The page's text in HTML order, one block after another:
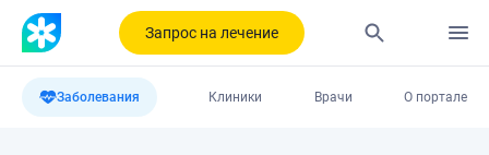
Запрос на лечение
Заболевания Клиники Врачи О портале